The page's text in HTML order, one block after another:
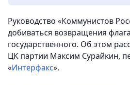
Руководство «Коммунистов
добиваться возвращения
государственного. Об этом
ЦК партии Максим Сурайкин,
«Интерфакс».